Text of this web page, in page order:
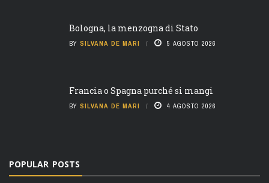
Bologna, la menzogna di Stato
BY SILVANA DE MARI 5 AGOSTO 2026
Francia o Spagna purché si mangi
BY SILVANA DE MARI 4 AGOSTO 2026
POPULAR POSTS